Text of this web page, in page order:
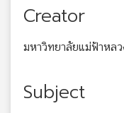
Creator
มหาวิทยาลัยแม่ฟ้าหล
Subject